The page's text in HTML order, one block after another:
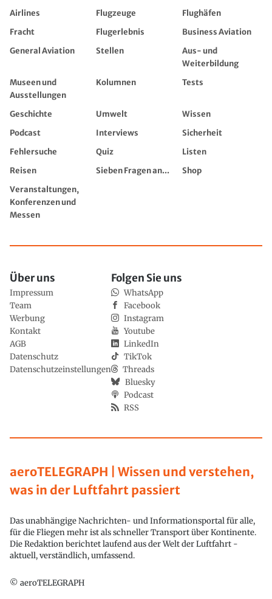
Airlines Flugzeuge
Flughäfen
Fracht
Flugerlebnis
Business Aviation
General Aviation
Stellen
Aus- und
Weiterbildung
Museen und
Ausstellungen
Kolumnen Tests
Geschichte Umwelt
Wissen
Podcast
Interviews
Sicherheit
Fehlersuche
Quiz
Listen
Reisen
Sieben Fragen an...
Shop
Veranstaltungen,
Konferenzen und
Messen
aeroTELEGRAPH | Wissen und verstehen,
was in der Luftfahrt passiert
Das unabhängige Nachrichten- und Informationsportal für alle,
für die Fliegen mehr ist als schneller Transport über Kontinente.
Die Redaktion berichtet laufend aus der Welt der Luftfahrt -
aktuell, verständlich, umfassend.
© aeroTELEGRAPH
Über uns
Impressum
Team
Werbung
Kontakt
AGB
Datenschutz
Datenschutzeinstellungen
Folgen Sie uns
WhatsApp
Facebook
Instagram
Youtube
LinkedIn
TikTok
Threads
Bluesky
Podcast
RSS